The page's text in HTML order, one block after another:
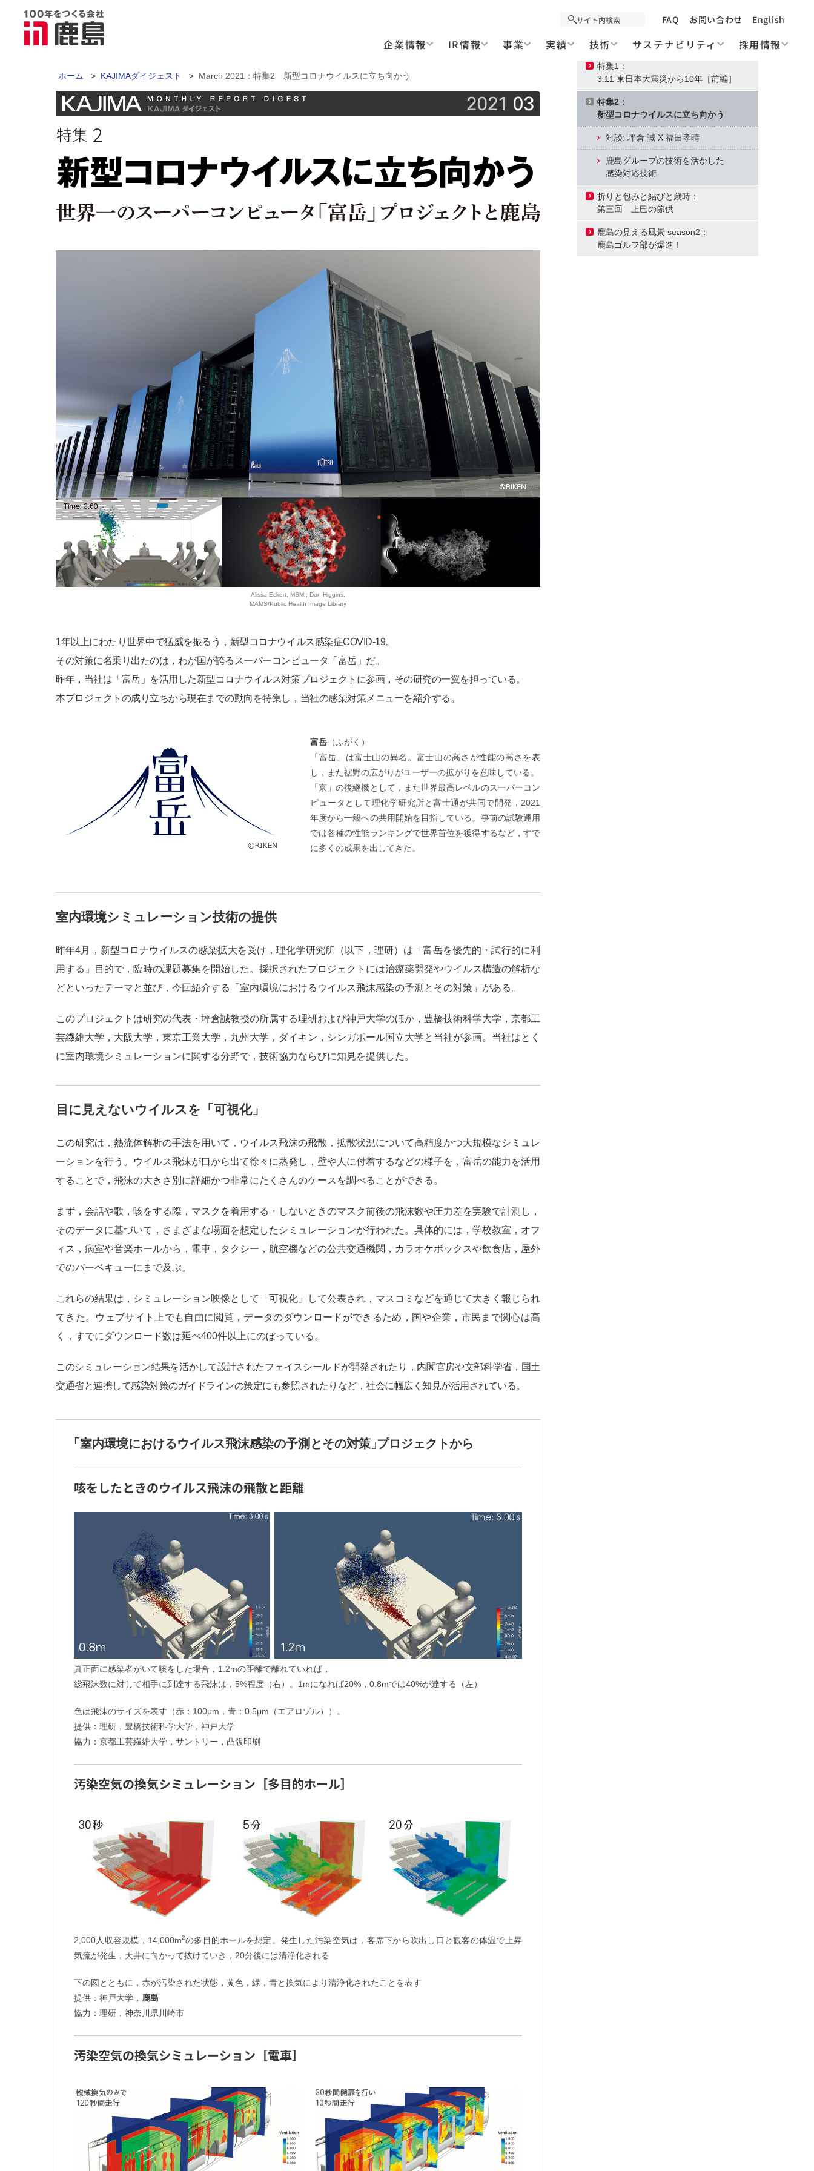
FAQ お問い合わせ English
企業情報 IR情報 事業 実績 技術 サステナビリティ 採用情報
ホーム > KAJIMAダイジェスト > March 2021：特集2 新型コロナウイルスに立ち向かう
Alissa Eckert, MSMI; Dan Higgins,
MAMS/Public Health Image Library
1年以上にわたり世界中で猛威を振るう，新型コロナウイルス感染症COVID-19。
その対策に名乗り出たのは，わが国が誇るスーパーコンピュータ「富岳」だ。
昨年，当社は「富岳」を活用した新型コロナウイルス対策プロジェクトに参画，その研究の一翼を担っている。
本プロジェクトの成り立ちから現在までの動向を特集し，当社の感染対策メニューを紹介する。
富岳 （ふがく）
「富岳」は富士山の異名。富士山の高さが性能の高さを表
し，また裾野の広がりがユーザーの拡がりを意味している。
「京」の後継機として，また世界最高レベルのスーパーコン
ピュータとして理化学研究所と富士通が共同で開発，2021
年度から一般への共用開始を目指している。事前の試験運用
では各種の性能ランキングで世界首位を獲得するなど，すで
に多くの成果を出してきた。
室内環境シミュレーション技術の提供
昨年4月，新型コロナウイルスの感染拡大を受け，理化学研究所（以下，理研）は「富岳を優先的・試行的に利
用する」目的で，臨時の課題募集を開始した。採択されたプロジェクトには治療薬開発やウイルス構造の解析な
どといったテーマと並び，今回紹介する「室内環境におけるウイルス飛沫感染の予測とその対策」がある。
このプロジェクトは研究の代表・坪倉誠教授の所属する理研および神戸大学のほか，豊橋技術科学大学，京都工
芸繊維大学，大阪大学，東京工業大学，九州大学，ダイキン，シンガポール国立大学と当社が参画。当社はとく
に室内環境シミュレーションに関する分野で，技術協力ならびに知見を提供した。
目に見えないウイルスを「可視化」
この研究は，熱流体解析の手法を用いて，ウイルス飛沫の飛散，拡散状況について高精度かつ大規模なシミュレ
ーションを行う。ウイルス飛沫が口から出て徐々に蒸発し，壁や人に付着するなどの様子を，富岳の能力を活用
することで，飛沫の大きさ別に詳細かつ非常にたくさんのケースを調べることができる。
まず，会話や歌，咳をする際，マスクを着用する・しないときのマスク前後の飛沫数や圧力差を実験で計測し，
そのデータに基づいて，さまざまな場面を想定したシミュレーションが行われた。具体的には，学校教室，オフ
ィス，病室や音楽ホールから，電車，タクシー，航空機などの公共交通機関，カラオケボックスや飲食店，屋外
でのバーベキューにまで及ぶ。
これらの結果は，シミュレーション映像として「可視化」して公表され，マスコミなどを通じて大きく報じられ
てきた。ウェブサイト上でも自由に閲覧，データのダウンロードができるため，国や企業，市民まで関心は高
く，すでにダウンロード数は延べ400件以上にのぼっている。
このシミュレーション結果を活かして設計されたフェイスシールドが開発されたり，内閣官房や文部科学省，国土
交通省と連携して感染対策のガイドラインの策定にも参照されたりなど，社会に幅広く知見が活用されている。
「室内環境におけるウイルス飛沫感染の予測とその対策」プロジェクトから
咳をしたときのウイルス飛沫の飛散と距離
真正面に感染者がいて咳をした場合，1.2mの距離で離れていれば，
総飛沫数に対して相手に到達する飛沫は，5%程度（右）。1mになれば20%，0.8mでは40%が達する（左）
色は飛沫のサイズを表す（赤：100μm，青：0.5μm（エアロゾル））。
提供：理研，豊橋技術科学大学，神戸大学
協力：京都工芸繊維大学，サントリー，凸版印刷
汚染空気の換気シミュレーション ［多目的ホール］
2,000人収容規模，14,000m2の多目的ホールを想定。発生した汚染空気は，客席下から吹出し口と観客の体温で上昇
気流が発生，天井に向かって抜けていき，20分後には清浄化される
下の図とともに，赤が汚染された状態，黄色，緑，青と換気により清浄化されたことを表す
提供：神戸大学， 鹿島
協力：理研，神奈川県川崎市
汚染空気の換気シミュレーション ［電車］
Contents March 2021
Cover Photo: 今月の写真
特集1：
3.11 東日本大震災から10年［前編］
特集2：
新型コロナウイルスに立ち向かう
対談: 坪倉 誠 X 福田孝晴
鹿島グループの技術を活かした
感染対応技術
折りと包みと結びと歳時：
第三回 上巳の節供
鹿島の見える風景 season2：
鹿島ゴルフ部が爆進！